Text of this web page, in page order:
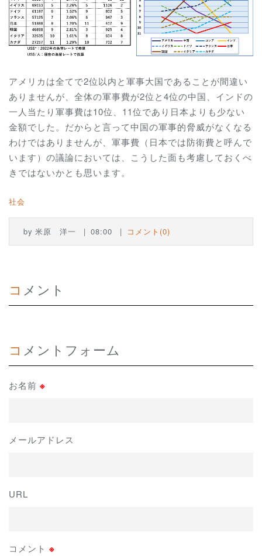
アメリカは全てで2位以内と軍事大国であることが間違い
ありませんが、全体の軍事費が2位と4位の中国、インドの
一人当たり軍事費は10位、11位であり日本よりも少ない
金額でした。だからと言って中国の軍事的脅威がなくなる
わけではありませんが、軍事費（日本では防衛費と呼んで
います）の議論においては、こうした面も考慮しておくべ
きではないかとも思います。
社会
by 米原 洋一 08:00 コメント(0)
コメント
コメントフォーム
お名前 ※
メールアドレス
URL
コメント ※